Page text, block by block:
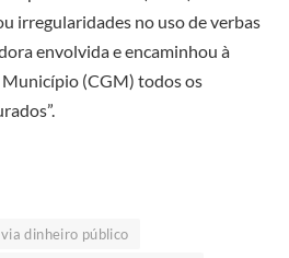
irregularidades no uso de verbas
envolvida e encaminhou à
(CGM) todos os
dinheiro público